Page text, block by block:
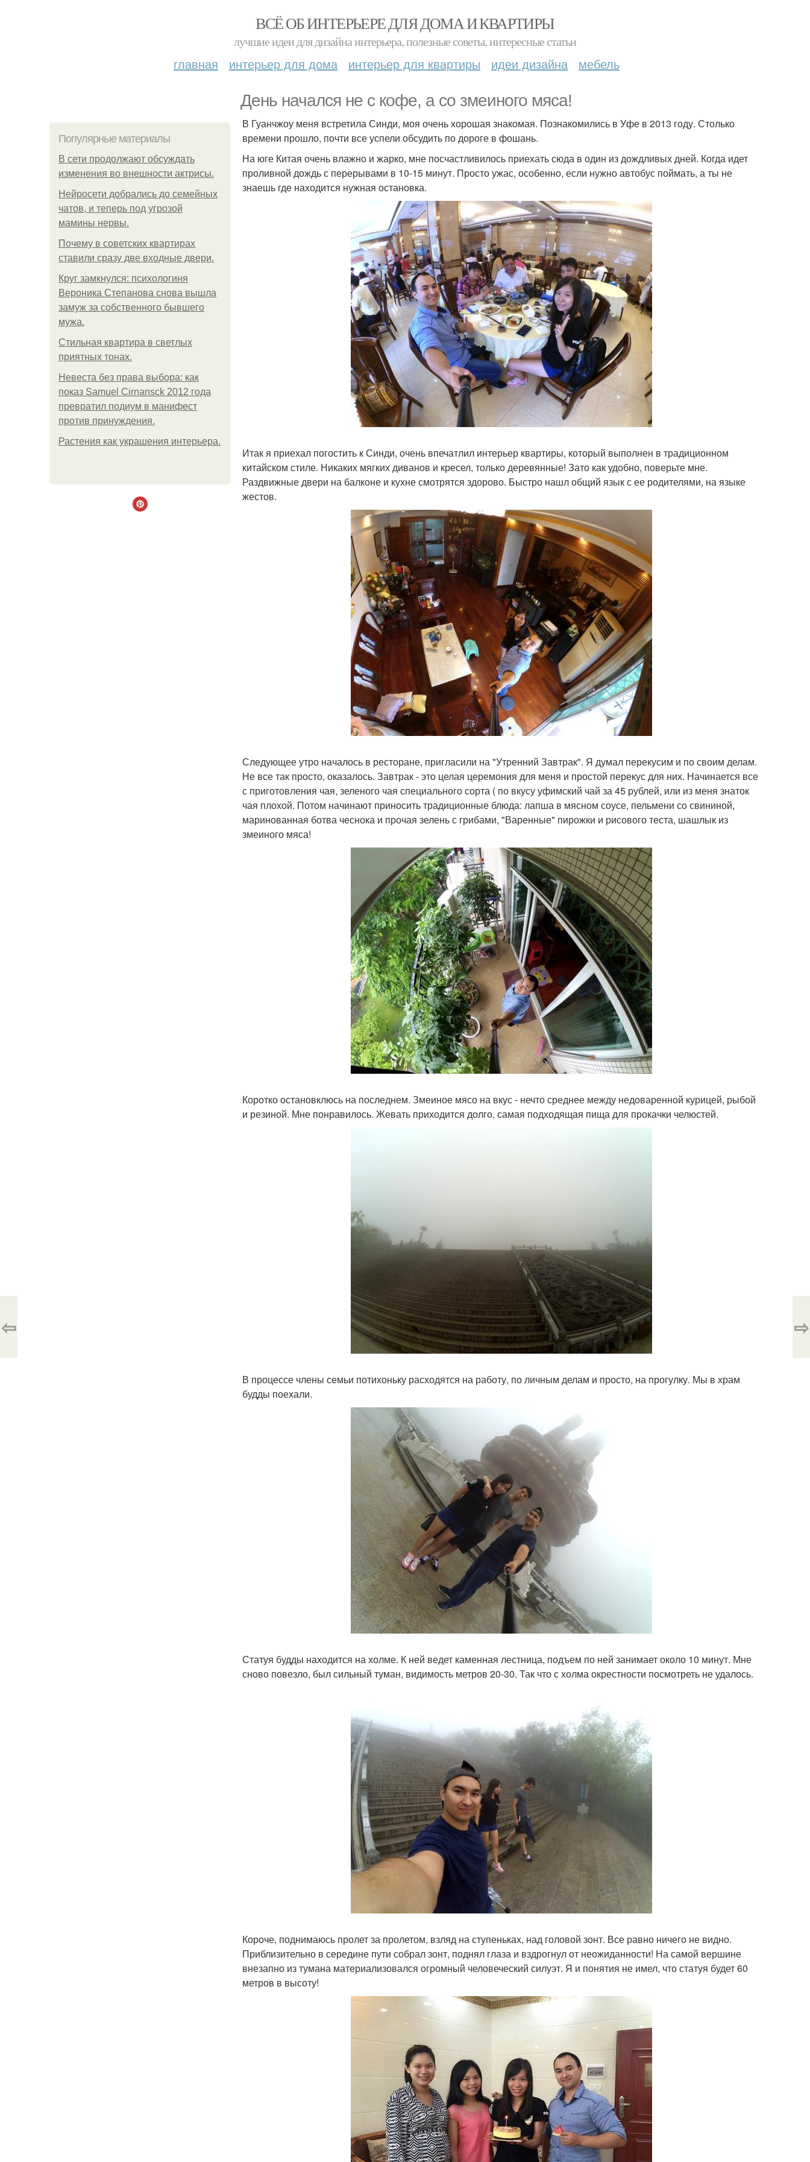
ВСЁ ОБ ИНТЕРЬЕРЕ ДЛЯ ДОМА И КВАРТИРЫ
лучшие идеи для дизайна интерьера, полезные советы, интересные статьи
главная интерьер для дома интерьер для квартиры идеи дизайна мебель
День начался не с кофе, а со змеиного мяса!
Популярные материалы
В сети продолжают обсуждать
изменения во внешности актрисы.
Нейросети добрались до семейных
чатов, и теперь под угрозой
мамины нервы.
Почему в советских квартирах
ставили сразу две входные двери.
Круг замкнулся: психологиня
Вероника Степанова снова вышла
замуж за собственного бывшего
мужа.
Стильная квартира в светлых
приятных тонах.
Невеста без права выбора: как
показ Samuel Cirnansck 2012 года
превратил подиум в манифест
против принуждения.
Растения как украшения интерьера.
В Гуанчжоу меня встретила Синди, моя очень хорошая знакомая. Познакомились в Уфе в 2013 году. Столько
времени прошло, почти все успели обсудить по дороге в фошань.
На юге Китая очень влажно и жарко, мне посчастливилось приехать сюда в один из дождливых дней. Когда идет
проливной дождь с перерывами в 10-15 минут. Просто ужас, особенно, если нужно автобус поймать, а ты не
знаешь где находится нужная остановка.
Итак я приехал погостить к Синди, очень впечатлил интерьер квартиры, который выполнен в традиционном
китайском стиле. Никаких мягких диванов и кресел, только деревянные! Зато как удобно, поверьте мне.
Раздвижные двери на балконе и кухне смотрятся здорово. Быстро нашл общий язык с ее родителями, на языке
жестов.
Следующее утро началось в ресторане, пригласили на "Утренний Завтрак". Я думал перекусим и по своим делам.
Не все так просто, оказалось. Завтрак - это целая церемония для меня и простой перекус для них. Начинается все
с приготовления чая, зеленого чая специального сорта ( по вкусу уфимский чай за 45 рублей, или из меня знаток
чая плохой. Потом начинают приносить традиционные блюда: лапша в мясном соусе, пельмени со свининой,
маринованная ботва чеснока и прочая зелень с грибами, "Варенные" пирожки и рисового теста, шашлык из
змеиного мяса!
Коротко остановклюсь на последнем. Змеиное мясо на вкус - нечто среднее между недоваренной курицей, рыбой
и резиной. Мне понравилось. Жевать приходится долго, самая подходящая пища для прокачки челюстей.
В процессе члены семьи потихоньку расходятся на работу, по личным делам и просто, на прогулку. Мы в храм
будды поехали.
Статуя будды находится на холме. К ней ведет каменная лестница, подъем по ней занимает около 10 минут. Мне
сново повезло, был сильный туман, видимость метров 20-30. Так что с холма окрестности посмотреть не удалось.
Короче, поднимаюсь пролет за пролетом, взляд на ступеньках, над головой зонт. Все равно ничего не видно.
Приблизительно в середине пути собрал зонт, поднял глаза и вздрогнул от неожиданности! На самой вершине
внезапно из тумана материализовался огромный человеческий силуэт. Я и понятия не имел, что статуя будет 60
метров в высоту!
⇦ ⇨